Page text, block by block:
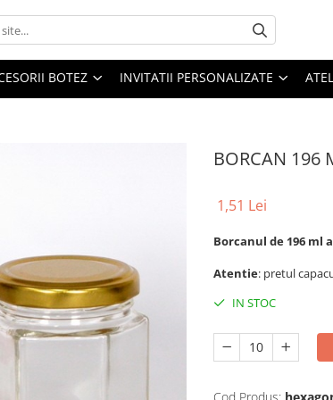
BOTEZ INVITATII PERSONALIZATE
BORCAN 196
1,51 Lei
Borcanul de 196 ml
Atentie: pretul
IN STOC